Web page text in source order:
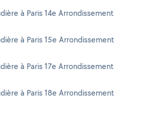
à Paris 14e Arrondissement
à Paris 15e Arrondissement
à Paris 17e Arrondissement
à Paris 18e Arrondissement